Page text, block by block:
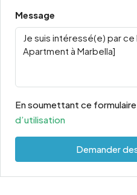
Message
En soumettant ce
d’utilisation
Demander